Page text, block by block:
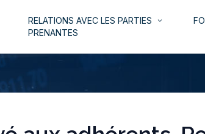
RELATIONS AVEC LES PARTIES
PRENANTES
keyboard_arrow_down